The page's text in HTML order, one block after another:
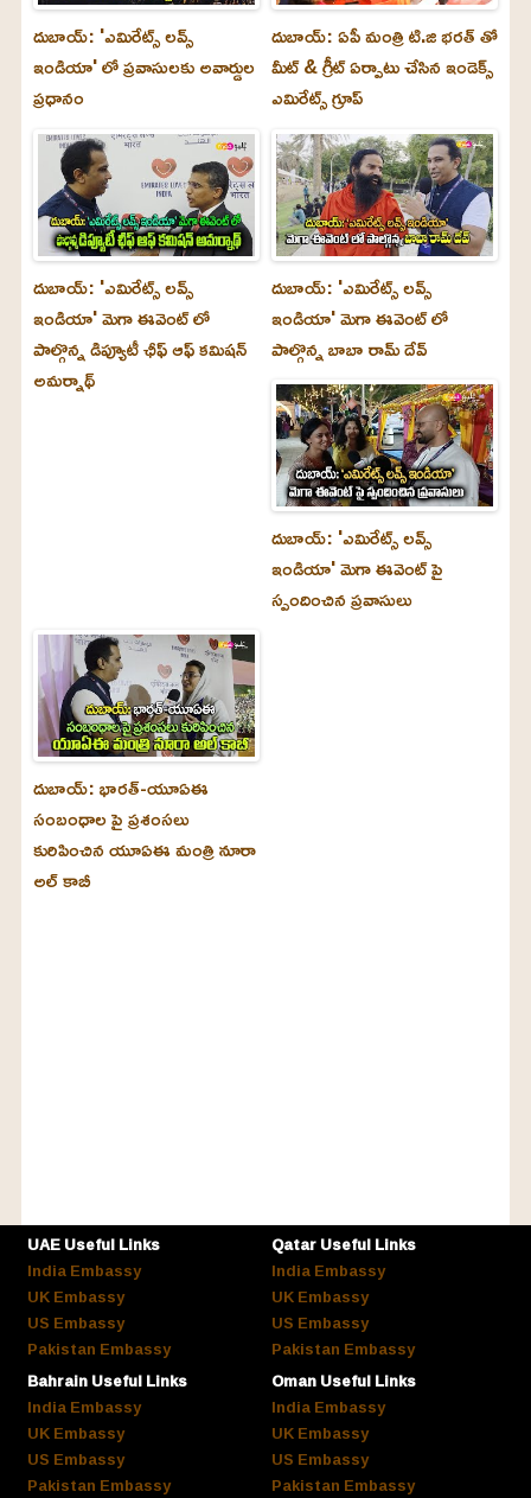
దుబాయ్: 'ఎమిరేట్స్ లవ్స్
ఇండియా' లో ప్రవాసులకు అవార్డుల
ప్రధానం
దుబాయ్: ఏపీ మంత్రి టి.జి భరత్ తో
మీట్ & గ్రీట్ ఏర్పాటు చేసిన ఇండెక్స్
ఎమిరేట్స్ గ్రూప్
దుబాయ్‌: 'ఎమిరేట్స్ లవ్స్
ఇండియా' మెగా ఈవెంట్ లో
పాల్గొన్న డిప్యూటీ ఛీఫ్ ఆఫ్ కమిషన్
అమర్నాథ్
దుబాయ్‌: 'ఎమిరేట్స్ లవ్స్
ఇండియా' మెగా ఈవెంట్ లో
పాల్గొన్న బాబా రామ్ దేవ్
దుబాయ్‌: 'ఎమిరేట్స్ లవ్స్
ఇండియా' మెగా ఈవెంట్ పై
స్పందించిన ప్రవాసులు
దుబాయ్‌: భారత్-యూఏఈ
సంబంధాల పై ప్రశంసలు
కురిపించిన యూఏఈ మంత్రి నూరా
అల్‌ కాబీ
UAE Useful Links
India Embassy
UK Embassy
US Embassy
Pakistan Embassy
Qatar Useful Links
India Embassy
UK Embassy
US Embassy
Pakistan Embassy
Bahrain Useful Links
India Embassy
UK Embassy
US Embassy
Pakistan Embassy
Oman Useful Links
India Embassy
UK Embassy
US Embassy
Pakistan Embassy